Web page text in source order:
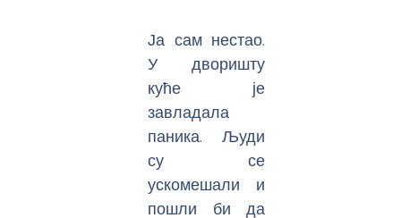
Ја сам нестао.
У дворишту
куће је
завладала
паника. Људи
су се
ускомешали и
пошли би да